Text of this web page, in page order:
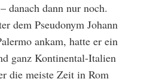
danach dann nur noch.
dem Pseudonym Johann
ankam, hatte er ein
ganz Kontinental-Italien
die meiste Zeit in Rom